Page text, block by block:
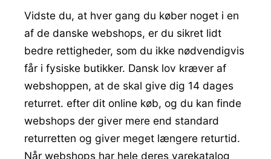
Vidste du, at hver gang du køber noget i en
af de danske webshops, er du sikret lidt
bedre rettigheder, som du ikke nødvendigvis
får i fysiske butikker. Dansk lov kræver af
webshoppen, at de skal give dig 14 dages
returret. efter dit online køb, og du kan finde
webshops der giver mere end standard
returretten og giver meget længere returtid.
Når webshops har hele deres varekatalog